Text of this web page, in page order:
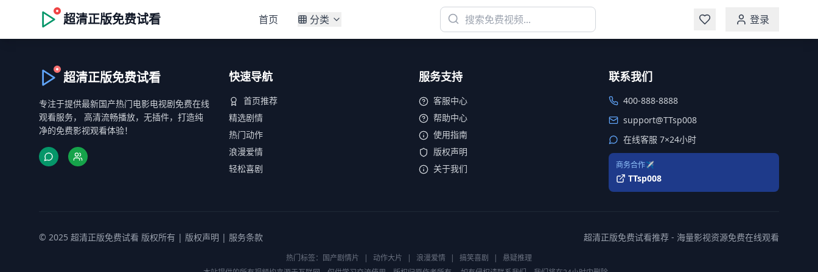
超清正版免费试看 首页 分类 登录
超清正版免费试看
专注于提供最新国产热门电影电视剧免费在线
观看服务， 高清流畅播放，无插件，打造纯
净的免费影视观看体验！
快速导航
首页推荐
精选剧情
热门动作
浪漫爱情
轻松喜剧
服务支持
客服中心
帮助中心
使用指南
版权声明
关于我们
联系我们
400-888-8888
support@TTsp008
在线客服 7×24小时
商务合作✈️
TTsp008
© 2025 超清正版免费试看 版权所有 | 版权声明 | 服务条款 超清正版免费试看推荐 - 海量影视资源免费在线观看
热门标签： 国产剧情片 | 动作大片 | 浪漫爱情 | 搞笑喜剧 |
悬疑推理